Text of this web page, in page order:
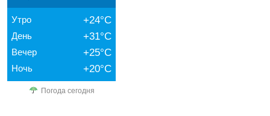
Утро +24°C
День +31°C
Вечер +25°C
Ночь +20°C
Погода сегодня